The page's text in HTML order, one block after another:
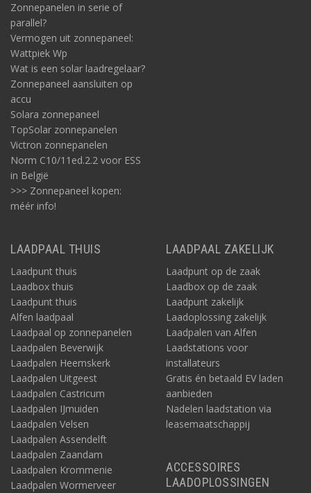
Zonnepanelen in serie of
parallel?
Vermogen uit zonnepaneel:
Wattpiek Wp
Wat is een solar laadregelaar?
Zonnepaneel aansluiten op
accu
Solara zonnepaneel
TopSolar zonnepanelen
Victron zonnepanelen
Norm C10/11ed.2.2 voor ESS
in België
>>> Zonnepaneel kopen:
méér info!
LAADPAAL THUIS
Laadpunt thuis
Laadbox thuis
Laadpunt thuis
Alfen laadpaal
Laadpaal op zonnepanelen
Laadpalen Beverwijk
Laadpalen Heemskerk
Laadpalen Uitgeest
Laadpalen Castricum
Laadpalen IJmuiden
Laadpalen Velsen
Laadpalen Assendelft
Laadpalen Zaandam
Laadpalen Krommenie
Laadpalen Wormerveer
LAADPAAL ZAKELIJK
Laadpunt op de zaak
Laadbox op de zaak
Laadpunt zakelijk
Laadoplossing zakelijk
Laadpalen van Alfen
Laadstations voor
installateurs
Gratis én betaald EV laden
aanbieden
Nadelen laadstation via
leasemaatschappij
ACCESSOIRES
LAADOPLOSSINGEN